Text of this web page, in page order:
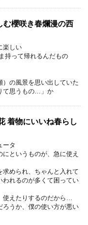
む櫻咲き春爛漫の西
楽しい
持って帰れるんだもの
の風景を思い出していた
て思うもの…」か
着物にいいね春らし
ータ
というものが、急に使え
められ、ちゃんと入れて
われるのが多くて困ってい
使えたりするのだから…
ろうか、僕の使い方が悪い